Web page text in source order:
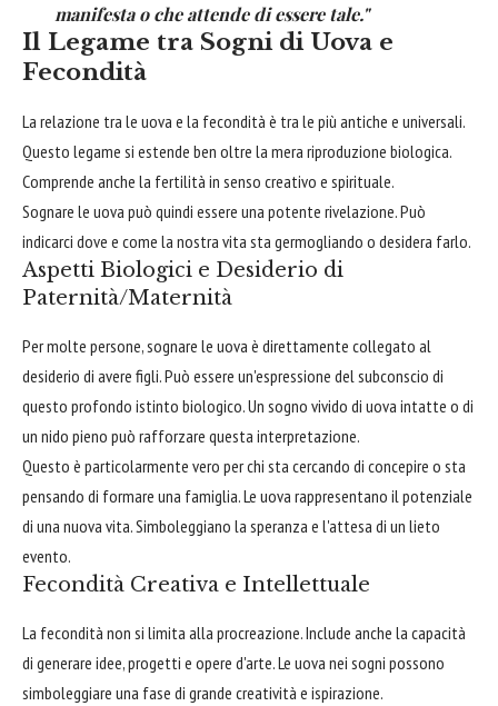
manifesta o che attende di essere tale."
Il Legame tra Sogni di Uova e
Fecondità
La relazione tra le uova e la fecondità è tra le più antiche e universali.
Questo legame si estende ben oltre la mera riproduzione biologica.
Comprende anche la fertilità in senso creativo e spirituale.
Sognare le uova può quindi essere una potente rivelazione. Può
indicarci dove e come la nostra vita sta germogliando o desidera farlo.
Aspetti Biologici e Desiderio di
Paternità/Maternità
Per molte persone, sognare le uova è direttamente collegato al
desiderio di avere figli. Può essere un'espressione del subconscio di
questo profondo istinto biologico. Un sogno vivido di uova intatte o di
un nido pieno può rafforzare questa interpretazione.
Questo è particolarmente vero per chi sta cercando di concepire o sta
pensando di formare una famiglia. Le uova rappresentano il potenziale
di una nuova vita. Simboleggiano la speranza e l'attesa di un lieto
evento.
Fecondità Creativa e Intellettuale
La fecondità non si limita alla procreazione. Include anche la capacità
di generare idee, progetti e opere d'arte. Le uova nei sogni possono
simboleggiare una fase di grande creatività e ispirazione.